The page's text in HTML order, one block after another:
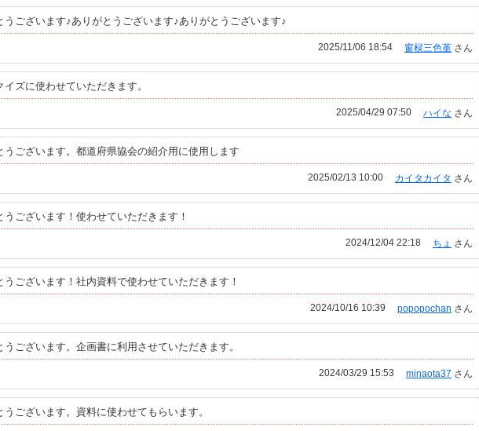
うございます♪ありがとうございます♪ありがとうございます♪
窗棂三色堇 さん
2025/11/06 18:54
イズに使わせていただきます。
ハイな さん
2025/04/29 07:50
うございます。都道府県協会の紹介用に使用します
カイタカイタ さん
2025/02/13 10:00
うございます！使わせていただきます！
ちょ さん
2024/12/04 22:18
うございます！社内資料で使わせていただきます！
popopochan さん
2024/10/16 10:39
うございます。企画書に利用させていただきます。
minaota37 さん
2024/03/29 15:53
うございます。資料に使わせてもらいます。